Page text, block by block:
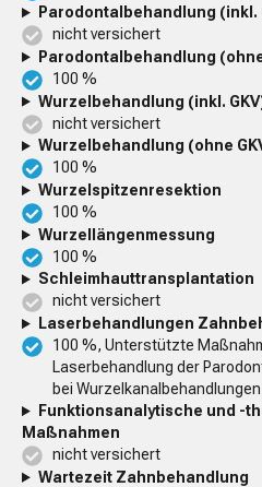
Parodontalbehandlung (inkl.
nicht versichert
Parodontalbehandlung
100 %
Wurzelbehandlung (inkl.
nicht versichert
Wurzelbehandlung (ohne
100 %
Wurzelspitzenresektion
100 %
Wurzellängenmessung
100 %
Schleimhauttransplantation
nicht versichert
Laserbehandlungen
100 %, Unterstützte
Laserbehandlung der
bei Wurzelkanalbehandlungen
Funktionsanalytische und -
Maßnahmen
nicht versichert
Wartezeit Zahnbehandlung